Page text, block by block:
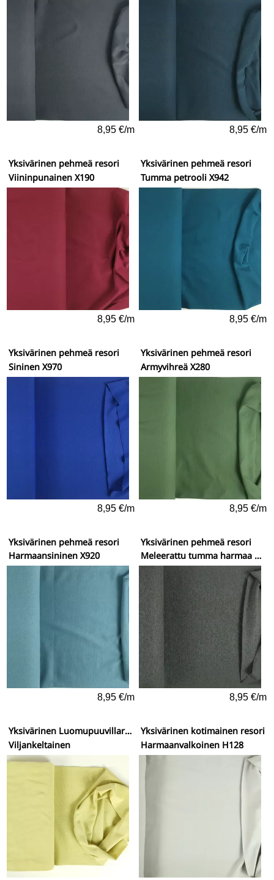
8,95 €/m 8,95 €/m
Yksivärinen pehmeä resori
Viininpunainen X190
8,95 €/m
Yksivärinen pehmeä resori
Tumma petrooli X942
8,95 €/m
Yksivärinen pehmeä resori
Sininen X970
8,95 €/m
Yksivärinen pehmeä resori
Armyvihreä X280
8,95 €/m
Yksivärinen pehmeä resori
Harmaansininen X920
8,95 €/m
Yksivärinen pehmeä resori
Meleerattu tumma harmaa X671
8,95 €/m
Yksivärinen Luomupuuvillaresori
Viljankeltainen
Yksivärinen kotimainen resori
Harmaanvalkoinen H128